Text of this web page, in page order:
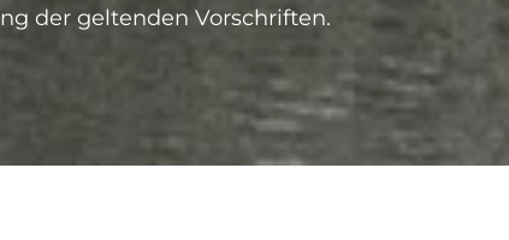
der geltenden Vorschriften.